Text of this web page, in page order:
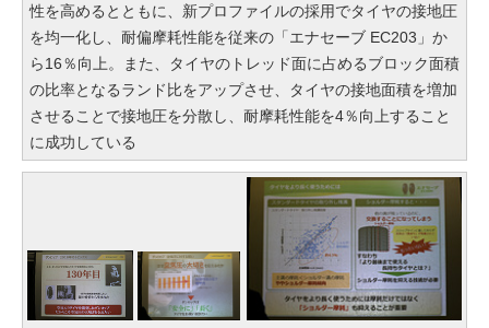
性を高めるとともに、新プロファイルの採用でタイヤの接地圧
を均一化し、耐偏摩耗性能を従来の「エナセーブ EC203」か
ら16％向上。また、タイヤのトレッド面に占めるブロック面積
の比率となるランド比をアップさせ、タイヤの接地面積を増加
させることで接地圧を分散し、耐摩耗性能を4％向上すること
に成功している